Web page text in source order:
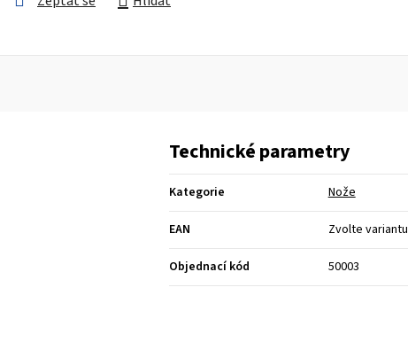
Technické parametry
Kategorie Nože
EAN Zvolte variantu
Objednací kód 50003